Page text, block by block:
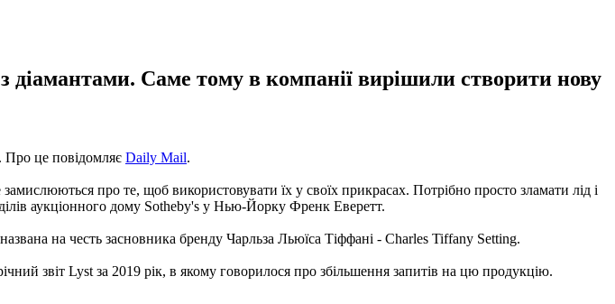
діамантами. Саме тому в компанії вирішили створити нову
Про це повідомляє Daily Mail.
про те, щоб використовувати їх у своїх прикрасах. Потрібно просто зламати лід і
аукціонного дому Sotheby's у Нью-Йорку Френк Еверетт.
на честь засновника бренду Чарльза Льюїса Тіффані - Charles Tiffany Setting.
звіт Lyst за 2019 рік, в якому говорилося про збільшення запитів на цю продукцію.